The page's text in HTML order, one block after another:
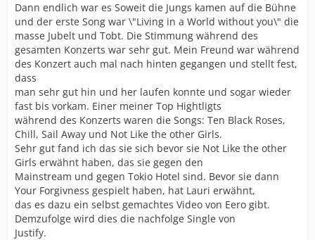
Dann endlich war es Soweit die Jungs kamen auf die Bühne
und der erste Song war \"Living in a World without you\" die
masse Jubelt und Tobt. Die Stimmung während des
gesamten Konzerts war sehr gut. Mein Freund war während
des Konzert auch mal nach hinten gegangen und stellt fest,
dass
man sehr gut hin und her laufen konnte und sogar wieder
fast bis vorkam. Einer meiner Top Hightligts
während des Konzerts waren die Songs: Ten Black Roses,
Chill, Sail Away und Not Like the other Girls.
Sehr gut fand ich das sie sich bevor sie Not Like the other
Girls erwähnt haben, das sie gegen den
Mainstream und gegen Tokio Hotel sind. Bevor sie dann
Your Forgivness gespielt haben, hat Lauri erwähnt,
das es dazu ein selbst gemachtes Video von Eero gibt.
Demzufolge wird dies die nachfolge Single von
Justify.